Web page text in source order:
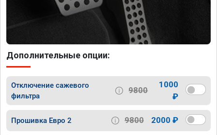
Дополнительные опции:
Отключение сажевого
фильтра
9800
1000
₽
Прошивка Евро 2 9800 2000 ₽